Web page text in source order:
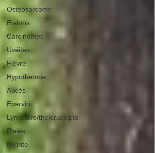
Ostéosarcome
Etalons
Carcinomes
Uvéites
Fièvre
Hypothermie
Abcès
Eparvin
Lyme/piro/theleria/lepto
Plaies
Métrite